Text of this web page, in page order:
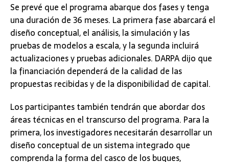
Se prevé que el programa abarque dos fases y tenga
una duración de 36 meses. La primera fase abarcará el
diseño conceptual, el análisis, la simulación y las
pruebas de modelos a escala, y la segunda incluirá
actualizaciones y pruebas adicionales. DARPA dijo que
la financiación dependerá de la calidad de las
propuestas recibidas y de la disponibilidad de capital.
Los participantes también tendrán que abordar dos
áreas técnicas en el transcurso del programa. Para la
primera, los investigadores necesitarán desarrollar un
diseño conceptual de un sistema integrado que
comprenda la forma del casco de los buques,